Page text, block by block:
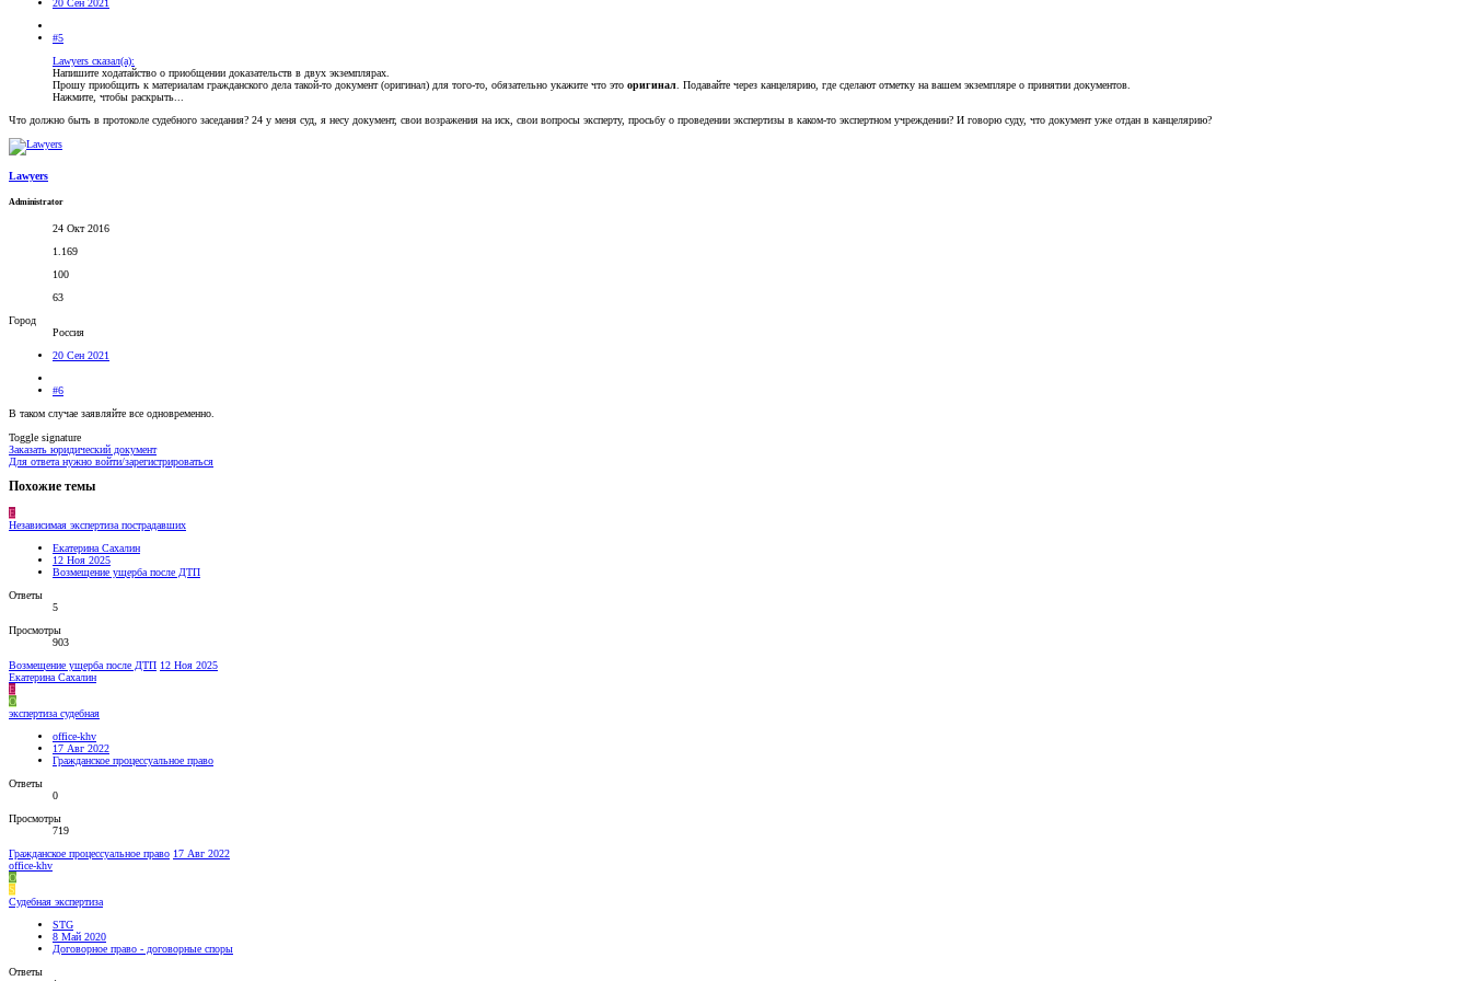
#5
Lawyers сказал(а):
Напишите ходатайство о приобщении доказательств в двух экземплярах.
Прошу приобщить к материалам гражданского дела такой-то документ (оригинал) для того-то, обязательно укажите что это оригинал . Подавайте через канцелярию, где сделают отметку на вашем экземпляре о принятии документов.
Нажмите, чтобы раскрыть...
Что должно быть в протоколе судебного заседания? 24 у меня суд, я несу документ, свои возражения на иск, свои вопросы эксперту, просьбу о проведении экспертизы в каком-то экспертном учреждении? И говорю суду, что документ уже отдан в канцелярию?
Lawyers
Administrator
24 Окт 2016
1.169
100
63
Город
Россия
20 Сен 2021
#6
В таком случае заявляйте все одновременно.
Toggle signature
Заказать юридический документ
Для ответа нужно войти/зарегистрироваться
Похожие темы
Е
Независимая экспертиза пострадавших
Екатерина Сахалин
12 Ноя 2025
Возмещение ущерба после ДТП
Ответы
5
Просмотры
903
Возмещение ущерба после ДТП 12 Ноя 2025
Екатерина Сахалин
Е
O
экспертиза судебная
office-khv
17 Авг 2022
Гражданское процессуальное право
Ответы
0
Просмотры
719
Гражданское процессуальное право 17 Авг 2022
office-khv
O
S
Судебная экспертиза
STG
8 Май 2020
Договорное право - договорные споры
Ответы